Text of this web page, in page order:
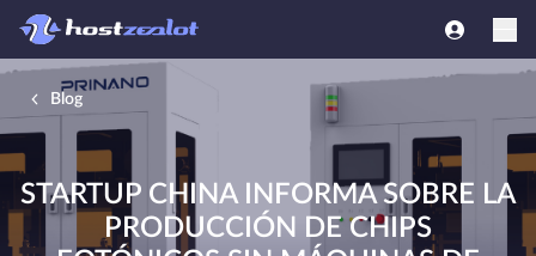
Blog
STARTUP CHINA INFORMA SOBRE LA
PRODUCCIÓN DE CHIPS